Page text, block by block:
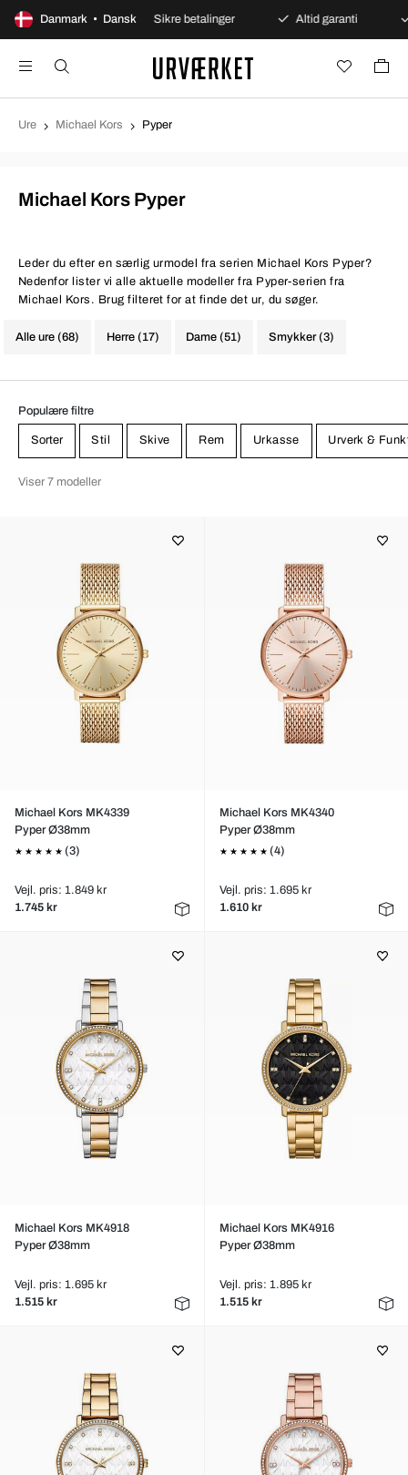
Danmark • Dansk
åbent køb Sikre betalinger Altid garanti
Ure Michael Kors Pyper
Michael Kors Pyper
Leder du efter en særlig urmodel fra serien Michael Kors Pyper?
Nedenfor lister vi alle aktuelle modeller fra Pyper-serien fra
Michael Kors. Brug filteret for at finde det ur, du søger.
Alle ure (68) Herre (17) Dame (51) Smykker (3)
Populære filtre
Sorter Stil Skive Rem Urkasse Urverk &
Viser 7 modeller
Michael Kors MK4339
Pyper Ø38mm
(3)
Vejl. pris: 1.849 kr
1.745 kr
Michael Kors MK4340
Pyper Ø38mm
(4)
Vejl. pris: 1.695 kr
1.610 kr
Michael Kors MK4918
Pyper Ø38mm
Vejl. pris: 1.695 kr
1.515 kr
Michael Kors MK4916
Pyper Ø38mm
Vejl. pris: 1.895 kr
1.515 kr